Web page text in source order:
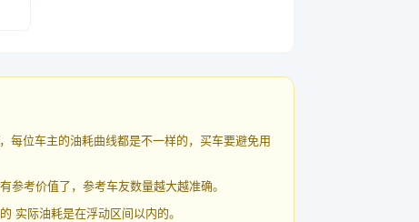
每位车主的油耗曲线都是不一样的，买车要避免用
考价值了，参考车友数量越大越准确。
实际油耗是在浮动区间以内的。